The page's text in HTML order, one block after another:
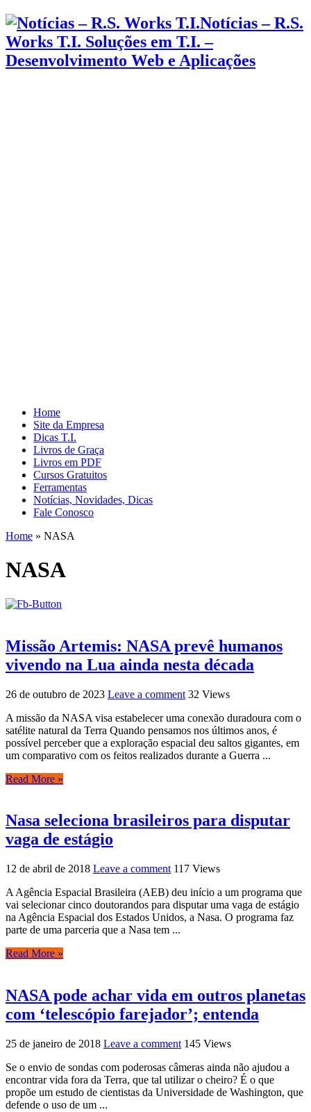
Notícias – R.S.
Works T.I. Soluções em T.I. –
Desenvolvimento Web e Aplicações
Home
Site da Empresa
Dicas T.I.
Livros de Graça
Livros em PDF
Cursos Gratuitos
Ferramentas
Notícias, Novidades, Dicas
Fale Conosco
Home » NASA
NASA
Missão Artemis: NASA prevê humanos
vivendo na Lua ainda nesta década
26 de outubro de 2023 Leave a comment 32 Views
A missão da NASA visa estabelecer uma conexão duradoura com o
satélite natural da Terra Quando pensamos nos últimos anos, é
possível perceber que a exploração espacial deu saltos gigantes, em
um comparativo com os feitos realizados durante a Guerra ...
Read More »
Nasa seleciona brasileiros para disputar
vaga de estágio
12 de abril de 2018 Leave a comment 117 Views
A Agência Espacial Brasileira (AEB) deu início a um programa que
vai selecionar cinco doutorandos para disputar uma vaga de estágio
na Agência Espacial dos Estados Unidos, a Nasa. O programa faz
parte de uma parceria que a Nasa tem ...
Read More »
NASA pode achar vida em outros planetas
com ‘telescópio farejador’; entenda
25 de janeiro de 2018 Leave a comment 145 Views
Se o envio de sondas com poderosas câmeras ainda não ajudou a
encontrar vida fora da Terra, que tal utilizar o cheiro? É o que
propõe um estudo de cientistas da Universidade de Washington, que
defende o uso de um ...